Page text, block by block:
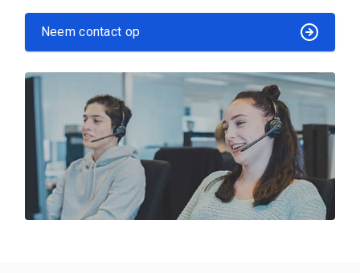
Neem contact op